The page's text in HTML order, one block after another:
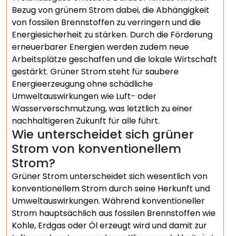
Bezug von grünem Strom dabei, die Abhängigkeit
von fossilen Brennstoffen zu verringern und die
Energiesicherheit zu stärken. Durch die Förderung
erneuerbarer Energien werden zudem neue
Arbeitsplätze geschaffen und die lokale Wirtschaft
gestärkt. Grüner Strom steht für saubere
Energieerzeugung ohne schädliche
Umweltauswirkungen wie Luft- oder
Wasserverschmutzung, was letztlich zu einer
nachhaltigeren Zukunft für alle führt.
Wie unterscheidet sich grüner
Strom von konventionellem
Strom?
Grüner Strom unterscheidet sich wesentlich von
konventionellem Strom durch seine Herkunft und
Umweltauswirkungen. Während konventioneller
Strom hauptsächlich aus fossilen Brennstoffen wie
Kohle, Erdgas oder Öl erzeugt wird und damit zur